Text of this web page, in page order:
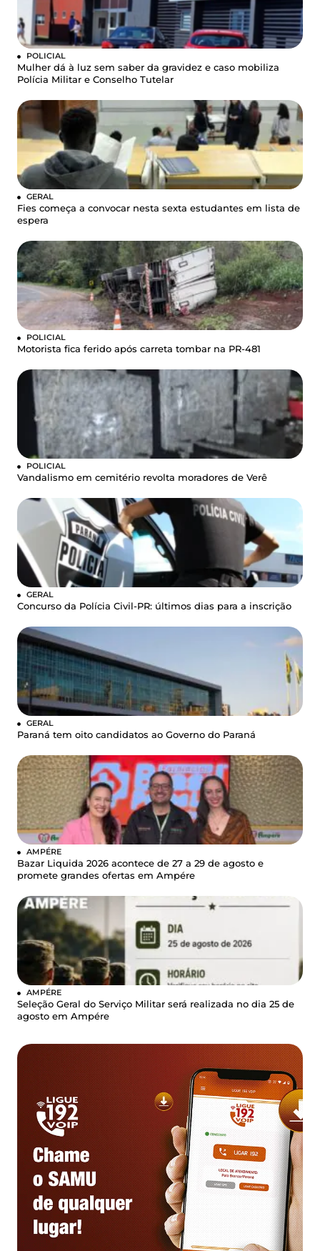
POLICIAL
Mulher dá à luz sem saber da gravidez e caso mobiliza
Polícia Militar e Conselho Tutelar
GERAL
Fies começa a convocar nesta sexta estudantes em lista de
espera
POLICIAL
Motorista fica ferido após carreta tombar na PR-481
POLICIAL
Vandalismo em cemitério revolta moradores de Verê
GERAL
Concurso da Polícia Civil-PR: últimos dias para a inscrição
GERAL
Paraná tem oito candidatos ao Governo do Paraná
AMPÉRE
Bazar Liquida 2026 acontece de 27 a 29 de agosto e
promete grandes ofertas em Ampére
AMPÉRE
Seleção Geral do Serviço Militar será realizada no dia 25 de
agosto em Ampére